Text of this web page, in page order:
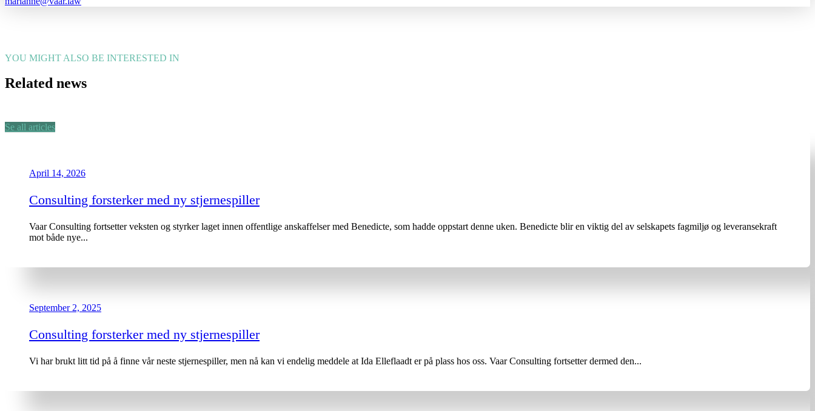
YOU MIGHT ALSO BE INTERESTED IN
Related news
Se all articles
April 14, 2026
Consulting forsterker med ny stjernespiller
Vaar Consulting fortsetter veksten og styrker laget innen offentlige anskaffelser med Benedicte, som hadde oppstart denne uken. Benedicte blir en viktig del av selskapets fagmiljø og leveransekraft
mot både nye...
September 2, 2025
Consulting forsterker med ny stjernespiller
Vi har brukt litt tid på å finne vår neste stjernespiller, men nå kan vi endelig meddele at Ida Elleflaadt er på plass hos oss. Vaar Consulting fortsetter dermed den...